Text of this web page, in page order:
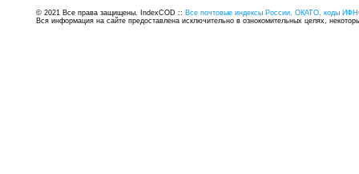
© 2021 Все права защищены. IndexCOD :: Все почтовые индексы России, ОКАТО, коды
Вся информация на сайте предоставлена исключительно в ознокомительных целях,